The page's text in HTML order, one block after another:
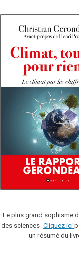
Le plus grand sophisme
des sciences. Cliquez ici
un résumé du